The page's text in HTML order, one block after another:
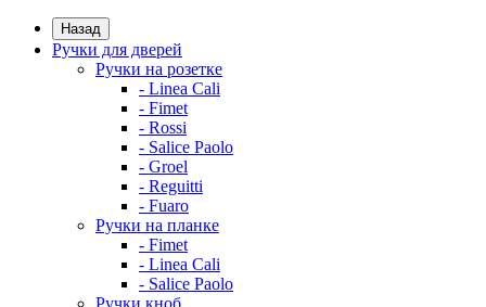
Назад
Ручки для дверей
Ручки на розетке
- Linea Cali
- Fimet
- Rossi
- Salice Paolo
- Groel
- Reguitti
- Fuaro
Ручки на планке
- Fimet
- Linea Cali
- Salice Paolo
Ручки кноб